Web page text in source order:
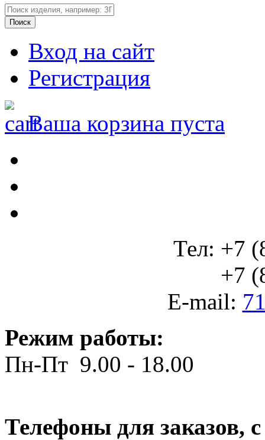
Вход на сайт
Регистрация
Ваша корзина пуста
Тел: +7
+7
E-mail:
Режим работы:
Пн-Пт 9.00 - 18.00
Телефоны для заказов,